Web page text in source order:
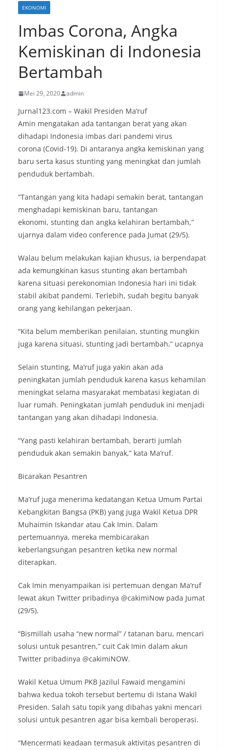
EKONOMI
Imbas Corona, Angka
Kemiskinan di Indonesia
Bertambah
Mei 29, 2020 admin
Jurnal123.com – Wakil Presiden Ma’ruf
Amin mengatakan ada tantangan berat yang akan
dihadapi Indonesia imbas dari pandemi virus
corona (Covid-19). Di antaranya angka kemiskinan yang
baru serta kasus stunting yang meningkat dan jumlah
penduduk bertambah.
“Tantangan yang kita hadapi semakin berat, tantangan
menghadapi kemiskinan baru, tantangan
ekonomi, stunting dan angka kelahiran bertambah,”
ujarnya dalam video conference pada Jumat (29/5).
Walau belum melakukan kajian khusus, ia berpendapat
ada kemungkinan kasus stunting akan bertambah
karena situasi perekonomian Indonesia hari ini tidak
stabil akibat pandemi. Terlebih, sudah begitu banyak
orang yang kehilangan pekerjaan.
“Kita belum memberikan penilaian, stunting mungkin
juga karena situasi, stunting jadi bertambah,” ucapnya
Selain stunting, Ma’ruf juga yakin akan ada
peningkatan jumlah penduduk karena kasus kehamilan
meningkat selama masyarakat membatasi kegiatan di
luar rumah. Peningkatan jumlah penduduk ini menjadi
tantangan yang akan dihadapi Indonesia.
“Yang pasti kelahiran bertambah, berarti jumlah
penduduk akan semakin banyak,” kata Ma’ruf.
Bicarakan Pesantren
Ma’ruf juga menerima kedatangan Ketua Umum Partai
Kebangkitan Bangsa (PKB) yang juga Wakil Ketua DPR
Muhaimin Iskandar atau Cak Imin. Dalam
pertemuannya, mereka membicarakan
keberlangsungan pesantren ketika new normal
diterapkan.
Cak Imin menyampaikan isi pertemuan dengan Ma’ruf
lewat akun Twitter pribadinya @cakimiNow pada Jumat
(29/5).
“Bismillah usaha “new normal” / tatanan baru, mencari
solusi untuk pesantren,” cuit Cak Imin dalam akun
Twitter pribadinya @cakimiNOW.
Wakil Ketua Umum PKB Jazilul Fawaid mengamini
bahwa kedua tokoh tersebut bertemu di Istana Wakil
Presiden. Salah satu topik yang dibahas yakni mencari
solusi untuk pesantren agar bisa kembali beroperasi.
“Mencermati keadaan termasuk aktivitas pesantren di